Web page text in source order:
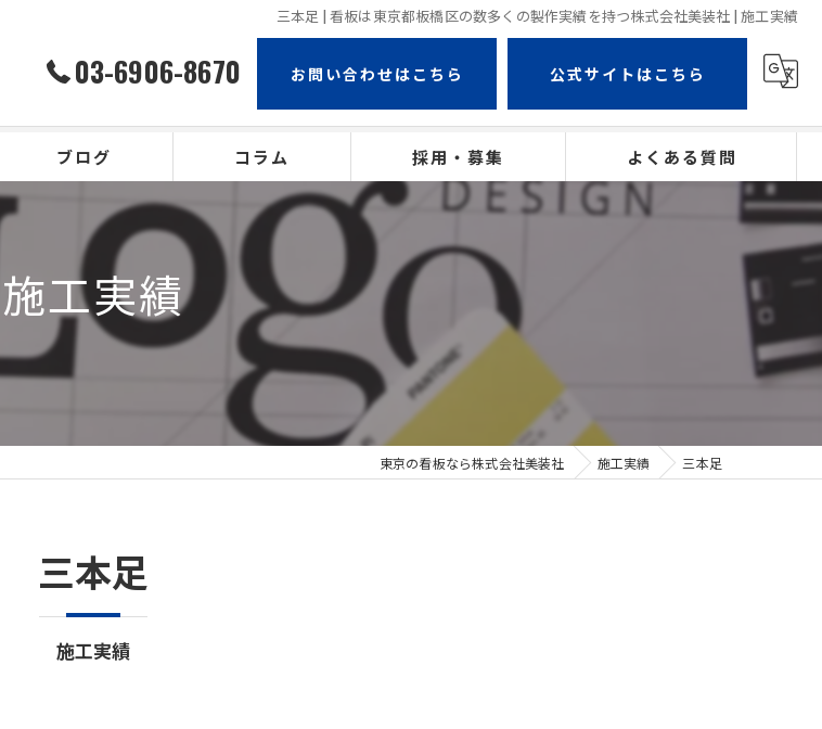
三本足 | 看板は東京都板橋区の数多くの製作実績を持つ株式会社美装社 | 施工実績
03-6906-8670 お問い合わせはこちら 公式サイトはこちら
ブログ コラム 採用・募集 よくある質問
施工実績
東京の看板なら株式会社美装社 施工実績 三本足
施工実績
三本足